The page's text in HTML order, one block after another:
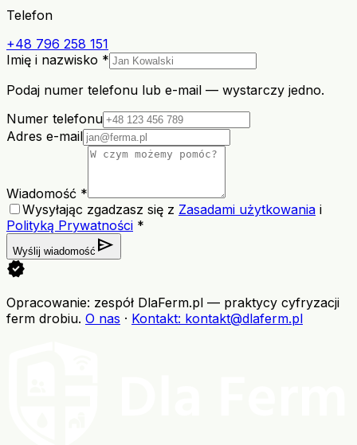
Telefon
+48 796 258 151
Imię i nazwisko *
Podaj numer telefonu lub e-mail — wystarczy jedno.
Numer telefonu
Adres e-mail
Wiadomość *
Wysyłając zgadzasz się z Zasadami użytkowania i
Polityką Prywatności *
Wyślij wiadomość send
verified
Opracowanie: zespół DlaFerm.pl — praktycy cyfryzacji
ferm drobiu. O nas · Kontakt: kontakt@dlaferm.pl